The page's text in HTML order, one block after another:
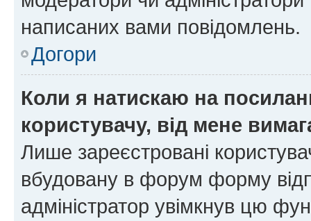
написаних вами повідомлень.
Догори
Коли я натискаю на
користувачу, від мене
Лише зареєстровані
вбудовану в форум форму
адміністратор увімкнув цю